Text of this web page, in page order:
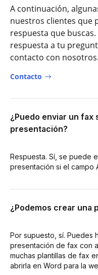
A continuación,
nuestros clientes que
respuesta que
respuesta a tu
contacto con nosotros.
Contacto
¿Puedo enviar un fax
presentación?
Respuesta. Sí, se puede
presentación si el campo
¿Podemos crear una
Por supuesto, sí. Puedes
presentación de fax con
muchas plantillas de fax
abrirla en Word para la